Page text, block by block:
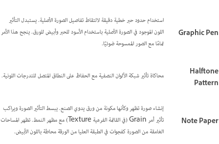
Graphic Pen
استخدام حدود حبر خطية دقيقة لالتقاط تفاصيل الصورة الأصلية. يستبدل التأثير
اللون الموجود في الصورة الأصلية باستخدام الأسود للحبر وأبيض للورق. ينجح هذا الأمر
تمامًا مع الصور الممسوحة ضوئيًا.
Halftone
Pattern
محاكاة تأثير شبكة الألوان النصفية مع الحفاظ على النطاق المتصل للتدرجات اللونية.
Note Paper
إنشاء صورة تظهر وكأنها مكونة من ورق يدوي الصنع. يبسط التأثير الصورة ويراكب
تأثير أمر Grain (في القائمة الفرعية Texture) مع مظهر النمط. تظهر المساحات
الغامقة من الصورة كفجوات في الطبقة العليا من الورقة محاطة باللون الأبيض.